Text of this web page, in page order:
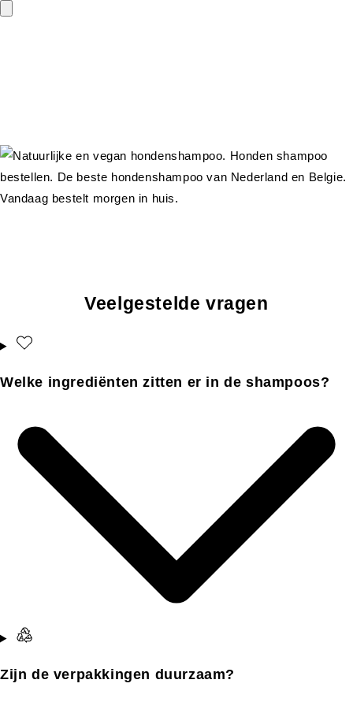
Veelgestelde vragen
Welke ingrediënten zitten er in de shampoos?
Zijn de verpakkingen duurzaam?